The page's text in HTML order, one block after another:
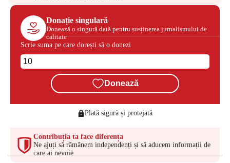
Donație singulară
Donează o singură dată pentru susținerea jurnalismului de
calitate
Scrie suma pe care dorești să o donezi
Donează
Plată sigură și protejată
Contribuția ta face diferența
Ne ajuți să rămânem independenți și să aducem informații de
care ai nevoie